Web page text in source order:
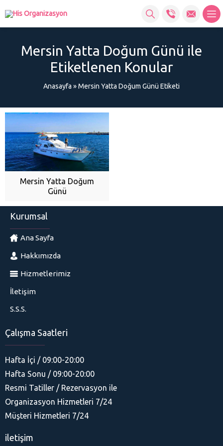
Mersin Yatta Doğum Günü ile
Etiketlenen Konular
Anasayfa »Mersin Yatta Doğum Günü Etiketi
Mersin Yatta Doğum
Günü
Kurumsal
Ana Sayfa
Hakkımızda
Hizmetlerimiz
İletişim
S.S.S.
Çalışma Saatleri
Hafta İçi / 09:00-20:00
Hafta Sonu / 09:00-20:00
Resmi Tatiller / Rezervasyon ile
Organizasyon Hizmetleri 7/24
Müşteri Hizmetleri 7/24
iletişim
His Organizasyon